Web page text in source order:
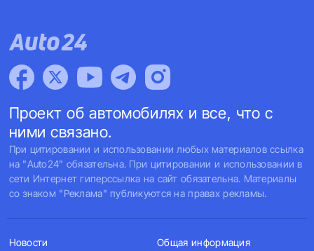
Проект об автомобилях и все, что с
ними связано.
При цитировании и использовании любых материалов ссылка
на "Auto24" обязательна. При цитировании и использовании в
сети Интернет гиперссылка на сайт обязательна. Материалы
со знаком "Реклама" публикуются на правах рекламы.
Новости Общая информация